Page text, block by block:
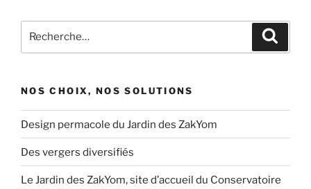
pour
NOS CHOIX, NOS SOLUTIONS
Design permacole du Jardin des ZakYom
Des vergers diversifiés
Le Jardin des ZakYom, site d’accueil du Conservatoire